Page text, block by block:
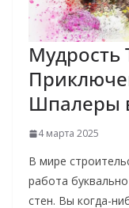
Мудрость
Шпалеры
4 марта 2025
В мире
работа
стен. Вы когда-